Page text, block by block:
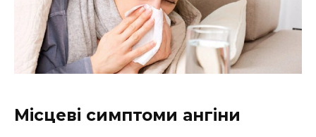
Місцеві симптоми ангіни